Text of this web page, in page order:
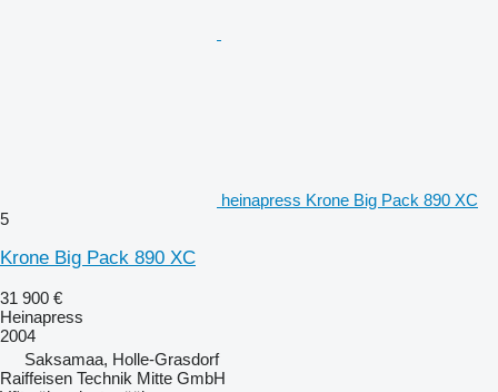
heinapress Krone Big Pack 890 XC
5
Krone Big Pack 890 XC
31 900 €
Heinapress
2004
Saksamaa, Holle-Grasdorf
Raiffeisen Technik Mitte GmbH